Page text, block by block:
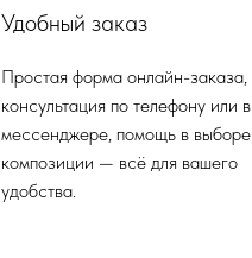
Удобный заказ
Простая форма онлайн-заказа,
консультация по телефону или в
мессенджере, помощь в выборе
композиции — всё для вашего
удобства.